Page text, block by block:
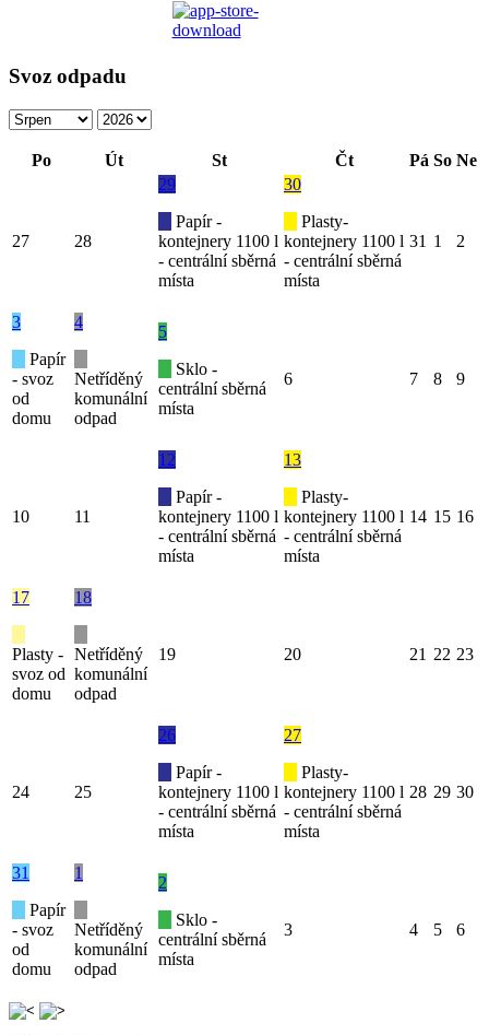
Svoz odpadu
Po Út St Čt Pá So Ne
27 28
29
Papír -
kontejnery 1100 l
- centrální sběrná
místa
30
Plasty-
kontejnery 1100 l
- centrální sběrná
místa
31 1 2
3
Papír
- svoz
od
domu
4
Netříděný
komunální
odpad
5
Sklo -
centrální sběrná
místa
6 7 8 9
10 11
12
Papír -
kontejnery 1100 l
- centrální sběrná
místa
13
Plasty-
kontejnery 1100 l
- centrální sběrná
místa
14 15 16
17
Plasty -
svoz od
domu
18
Netříděný
komunální
odpad
19 20 21 22 23
24 25
26
Papír -
kontejnery 1100 l
- centrální sběrná
místa
27
Plasty-
kontejnery 1100 l
- centrální sběrná
místa
28 29 30
31
Papír
- svoz
od
domu
1
Netříděný
komunální
odpad
2
Sklo -
centrální sběrná
místa
3 4 5 6